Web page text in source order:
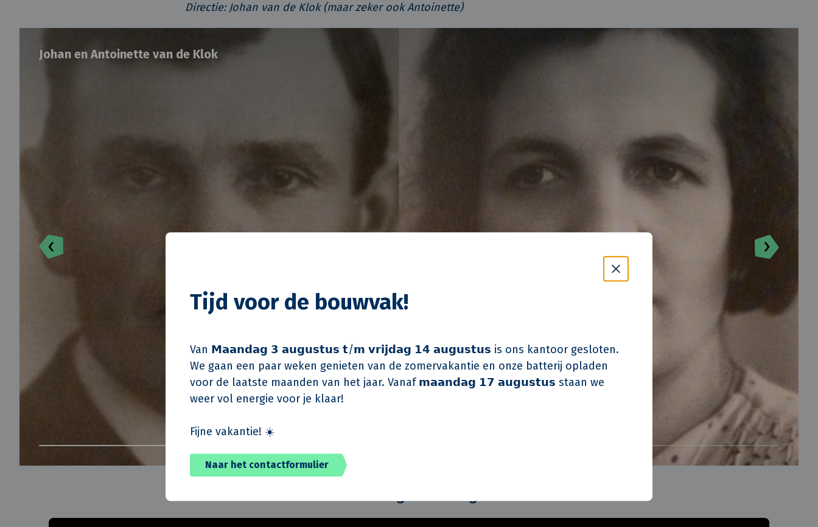
Tijd voor de bouwvak!
Van 𝗠𝗮𝗮𝗻𝗱𝗮𝗴 𝟯 𝗮𝘂𝗴𝘂𝘀𝘁𝘂𝘀 𝘁/𝗺 𝘃𝗿𝗶𝗷𝗱𝗮𝗴 𝟭𝟰 𝗮𝘂𝗴𝘂𝘀𝘁𝘂𝘀 is ons kantoor gesloten.
We gaan een paar weken genieten van de zomervakantie en onze batterij opladen
voor de laatste maanden van het jaar. Vanaf 𝗺𝗮𝗮𝗻𝗱𝗮𝗴 𝟭𝟳 𝗮𝘂𝗴𝘂𝘀𝘁𝘂𝘀 staan we
weer vol energie voor je klaar!
Fijne vakantie! ☀️
Naar het contactformulier
Directie: Johan van de Klok (maar zeker ook Antoinette)
Johan en Antoinette van de Klok